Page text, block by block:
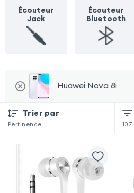
Écouteur
Jack
Écouteur
Bluetooth
Huawei Nova 8i
Trier par
Pertinence 107